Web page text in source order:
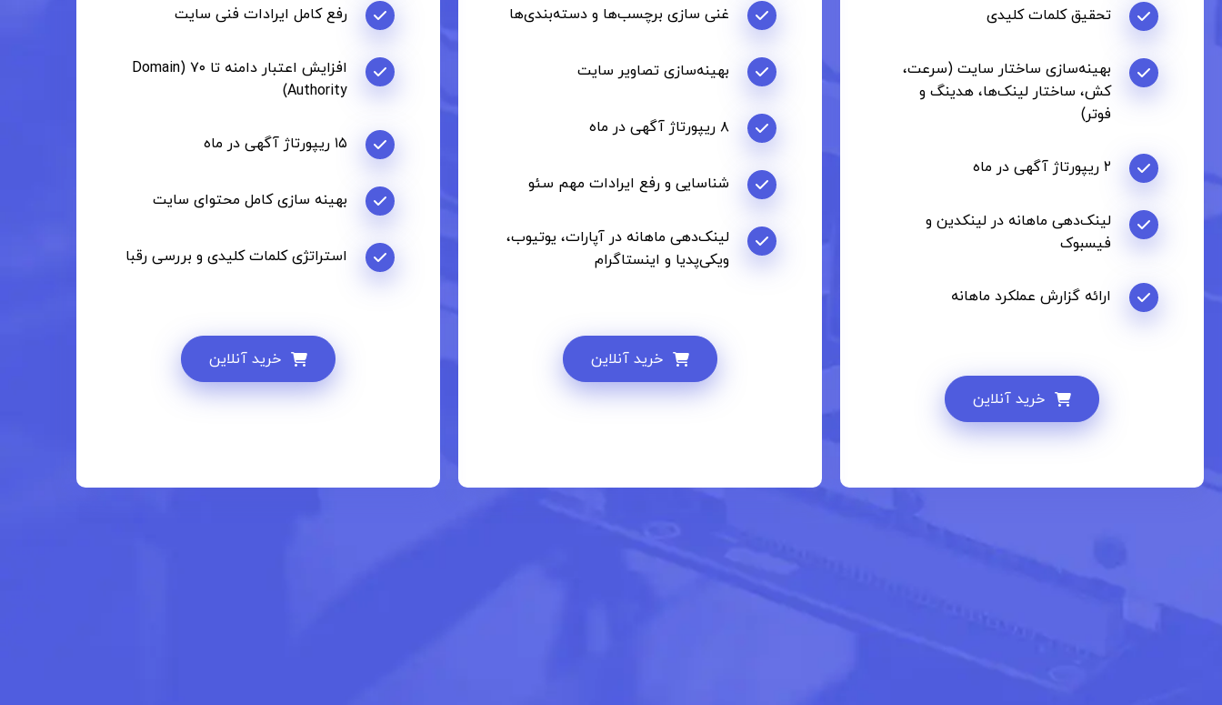
تحقیق کلمات کلیدی
بهینه‌سازی ساختار سایت (سرعت،
کش، ساختار لینک‌ها، هدینگ و
فوتر)
۲ ریپورتاژ آگهی در ماه
لینک‌دهی ماهانه در لینکدین و
فیسبوک
ارائه گزارش عملکرد ماهانه
خرید آنلاین
غنی سازی برچسب‌ها و دسته‌بندی‌ها
بهینه‌سازی تصاویر سایت
۸ ریپورتاژ آگهی در ماه
شناسایی و رفع ایرادات مهم سئو
لینک‌دهی ماهانه در آپارات، یوتیوب،
ویکی‌پدیا و اینستاگرام
خرید آنلاین
رفع کامل ایرادات فنی سایت
افزایش اعتبار دامنه تا ۷۰ (Domain
Authority)
۱۵ ریپورتاژ آگهی در ماه
بهینه سازی کامل محتوای سایت
استراتژی کلمات کلیدی و بررسی رقبا
خرید آنلاین